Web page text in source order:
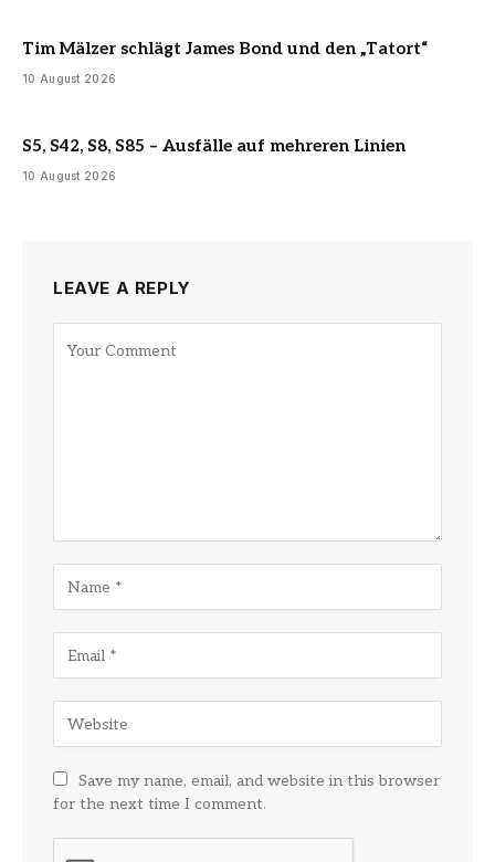
Tim Mälzer schlägt James Bond und den „Tatort“
10 August 2026
S5, S42, S8, S85 – Ausfälle auf mehreren Linien
10 August 2026
LEAVE A REPLY
Save my name, email, and website in this browser
for the next time I comment.